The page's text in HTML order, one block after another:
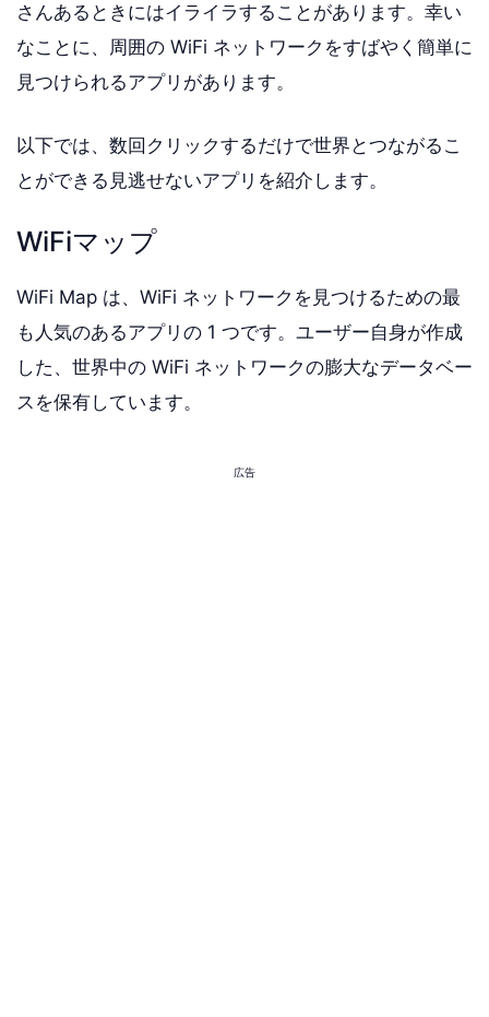
さんあるときにはイライラすることがあります。幸い
なことに、周囲の WiFi ネットワークをすばやく簡単に
見つけられるアプリがあります。
以下では、数回クリックするだけで世界とつながるこ
とができる見逃せないアプリを紹介します。
WiFiマップ
WiFi Map は、WiFi ネットワークを見つけるための最
も人気のあるアプリの 1 つです。ユーザー自身が作成
した、世界中の WiFi ネットワークの膨大なデータベー
スを保有しています。
広告